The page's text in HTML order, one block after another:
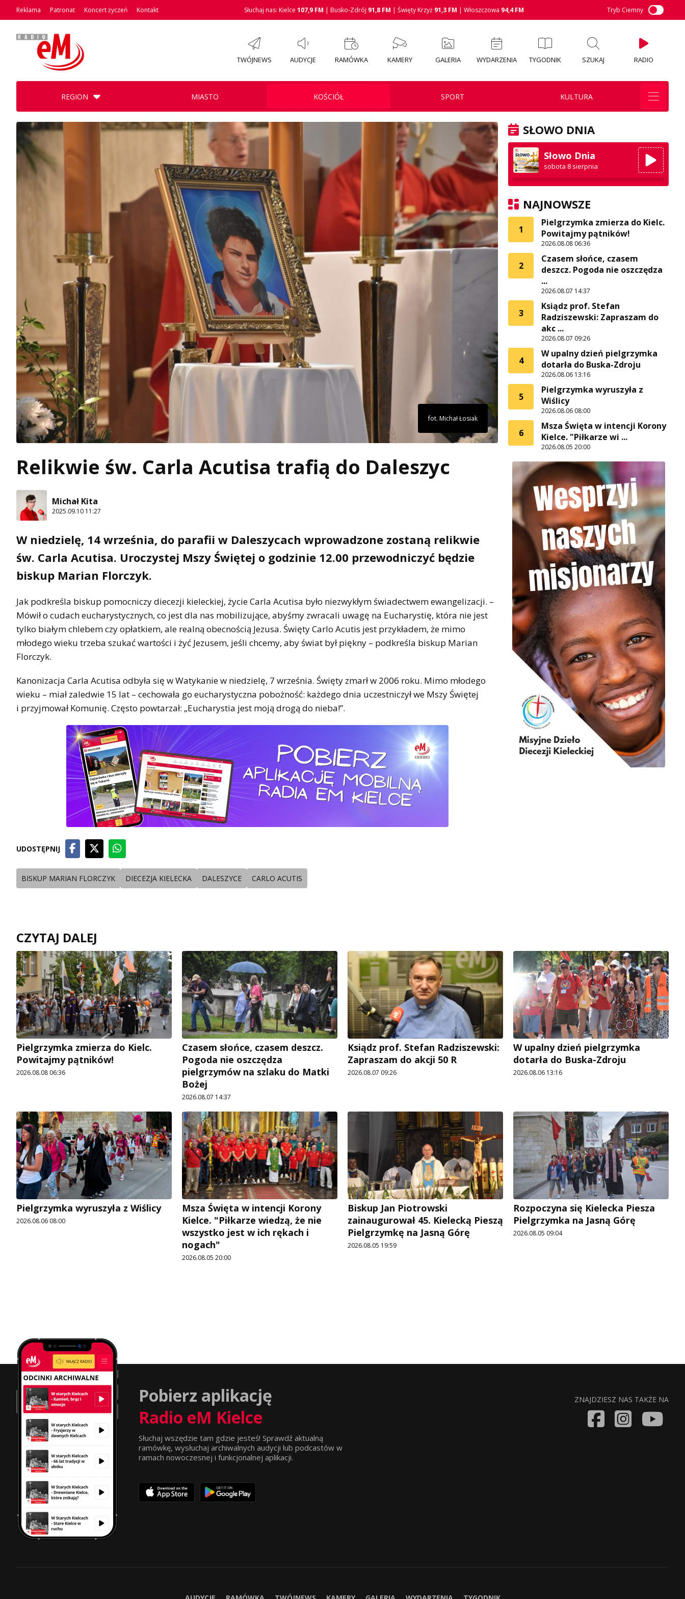
Reklama Patronat Koncert życzeń Kontakt Słuchaj nas: Kielce 107,9 FM | Busko-Zdrój 91,8 FM | Święty Krzyż 91,3 FM | Włoszczowa 94,4 FM Tryb Ciemny
TWÓJNEWS AUDYCJE RAMÓWKA KAMERY GALERIA WYDARZENIA TYGODNIK SZUKAJ RADIO
REGION MIASTO KOŚCIÓŁ SPORT KULTURA
fot. Michał Łosiak
Relikwie św. Carla Acutisa trafią do Daleszyc
Michał Kita
2025.09.10 11:27
W niedzielę, 14 września, do parafii w Daleszycach wprowadzone zostaną relikwie
św. Carla Acutisa. Uroczystej Mszy Świętej o godzinie 12.00 przewodniczyć będzie
biskup Marian Florczyk.
Jak podkreśla biskup pomocniczy diecezji kieleckiej, życie Carla Acutisa było niezwykłym świadectwem ewangelizacji. –
Mówił o cudach eucharystycznych, co jest dla nas mobilizujące, abyśmy zwracali uwagę na Eucharystię, która nie jest
tylko białym chlebem czy opłatkiem, ale realną obecnością Jezusa. Święty Carlo Acutis jest przykładem, że mimo
młodego wieku trzeba szukać wartości i żyć Jezusem, jeśli chcemy, aby świat był piękny – podkreśla biskup Marian
Florczyk.
Kanonizacja Carla Acutisa odbyła się w Watykanie w niedzielę, 7 września. Święty zmarł w 2006 roku. Mimo młodego
wieku – miał zaledwie 15 lat – cechowała go eucharystyczna pobożność: każdego dnia uczestniczył we Mszy Świętej
i przyjmował Komunię. Często powtarzał: „Eucharystia jest moją drogą do nieba!”.
UDOSTĘPNIJ
BISKUP MARIAN FLORCZYK DIECEZJA KIELECKA DALESZYCE CARLO ACUTIS
SŁOWO DNIA
Słowo Dnia
sobota 8 sierpnia
NAJNOWSZE
1
Pielgrzymka zmierza do Kielc.
Powitajmy pątników!
2026.08.08 06:36
2
Czasem słońce, czasem
deszcz. Pogoda nie oszczędza
...
2026.08.07 14:37
3
Ksiądz prof. Stefan
Radziszewski: Zapraszam do
akc ...
2026.08.07 09:26
4
W upalny dzień pielgrzymka
dotarła do Buska-Zdroju
2026.08.06 13:16
5
Pielgrzymka wyruszyła z
Wiślicy
2026.08.06 08:00
6
Msza Święta w intencji Korony
Kielce. "Piłkarze wi ...
2026.08.05 20:00
CZYTAJ DALEJ
Pielgrzymka zmierza do Kielc.
Powitajmy pątników!
2026.08.08 06:36
Czasem słońce, czasem deszcz.
Pogoda nie oszczędza
pielgrzymów na szlaku do Matki
Bożej
2026.08.07 14:37
Ksiądz prof. Stefan Radziszewski:
Zapraszam do akcji 50 R
2026.08.07 09:26
W upalny dzień pielgrzymka
dotarła do Buska-Zdroju
2026.08.06 13:16
Pielgrzymka wyruszyła z Wiślicy
2026.08.06 08:00
Msza Święta w intencji Korony
Kielce. "Piłkarze wiedzą, że nie
wszystko jest w ich rękach i
nogach"
2026.08.05 20:00
Biskup Jan Piotrowski
zainaugurował 45. Kielecką Pieszą
Pielgrzymkę na Jasną Górę
2026.08.05 19:59
Rozpoczyna się Kielecka Piesza
Pielgrzymka na Jasną Górę
2026.08.05 09:04
Pobierz aplikację
Radio eM Kielce
Słuchaj wszędzie tam gdzie jesteś! Sprawdź aktualną
ramówkę, wysłuchaj archiwalnych audycji lub podcastów w
ramach nowoczesnej i funkcjonalnej aplikacji.
ZNAJDZIESZ NAS TAKŻE NA